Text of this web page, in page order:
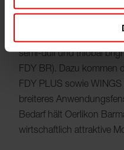
4.000 installierten
am Markt etabliert. Zur
Bedürfnisse der Kunden
semi-dull und trilobal
FDY BR). Dazu kommen
FDY PLUS sowie
breiteres
Bedarf hält Oerlikon
wirtschaftlich attraktive